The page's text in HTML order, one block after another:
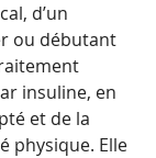
d’un
ou débutant
insuline, en
et de la
physique. Elle